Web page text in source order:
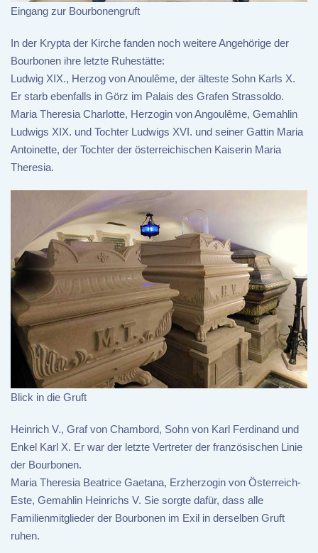
Eingang zur Bourbonengruft
In der Krypta der Kirche fanden noch weitere Angehörige der
Bourbonen ihre letzte Ruhestätte:
Ludwig XIX., Herzog von Anoulême, der älteste Sohn Karls X.
Er starb ebenfalls in Görz im Palais des Grafen Strassoldo.
Maria Theresia Charlotte, Herzogin von Angoulême, Gemahlin
Ludwigs XIX. und Tochter Ludwigs XVI. und seiner Gattin Maria
Antoinette, der Tochter der österreichischen Kaiserin Maria
Theresia.
Blick in die Gruft
Heinrich V., Graf von Chambord, Sohn von Karl Ferdinand und
Enkel Karl X. Er war der letzte Vertreter der französischen Linie
der Bourbonen.
Maria Theresia Beatrice Gaetana, Erzherzogin von Österreich-
Este, Gemahlin Heinrichs V. Sie sorgte dafür, dass alle
Familienmitglieder der Bourbonen im Exil in derselben Gruft
ruhen.